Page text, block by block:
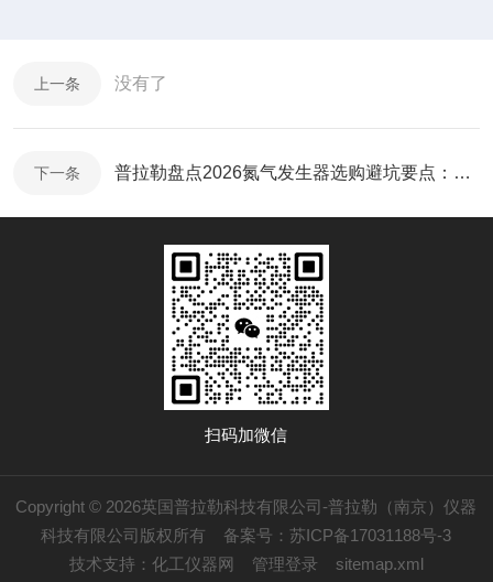
上一条 没有了
下一条 普拉勒盘点2026氮气发生器选购避坑要点：这些选型错误别再犯
扫码加微信
Copyright © 2026英国普拉勒科技有限公司-普拉勒（南京）仪器
科技有限公司版权所有 备案号：苏ICP备17031188号-3
技术支持： 化工仪器网 管理登录 sitemap.xml